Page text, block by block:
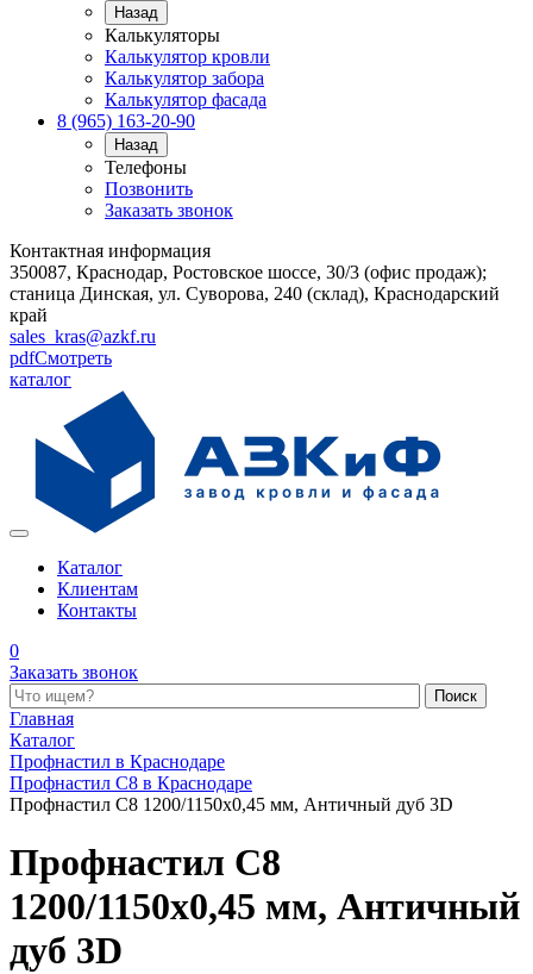
Назад
Калькуляторы
Калькулятор кровли
Калькулятор забора
Калькулятор фасада
8 (965) 163-20-90
Назад
Телефоны
Позвонить
Заказать звонок
Контактная информация
350087, Краснодар, Ростовское шоссе, 30/3 (офис продаж);
станица Динская, ул. Суворова, 240 (склад), Краснодарский
край
sales_kras@azkf.ru
pdfСмотреть
каталог
Каталог
Клиентам
Контакты
0
Заказать звонок
Поиск по каталогу
Главная
Каталог
Профнастил в Краснодаре
Профнастил С8 в Краснодаре
Профнастил С8 1200/1150x0,45 мм, Античный дуб 3D
Профнастил С8
1200/1150x0,45 мм, Античный
дуб 3D